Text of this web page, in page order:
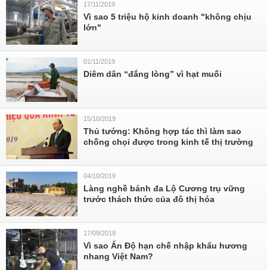
17/11/2019
Vì sao 5 triệu hộ kinh doanh "không chịu
lớn"
01/11/2019
Diêm dân “đắng lòng” vì hạt muối
15/10/2019
Thủ tướng: Không hợp tác thì làm sao
chống chọi được trong kinh tế thị trường
04/10/2019
Làng nghề bánh đa Lộ Cương trụ vững
trước thách thức của đô thị hóa
17/09/2019
Vì sao Ấn Độ hạn chế nhập khẩu hương
nhang Việt Nam?